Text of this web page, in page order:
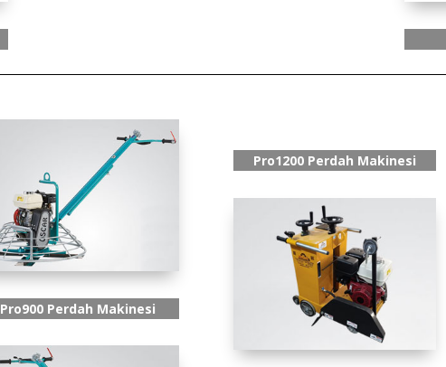
Pro900 Perdah Makinesi
Pro1200 Perdah Makinesi